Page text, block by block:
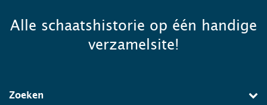
Alle schaatshistorie op één handige
verzamelsite!
Zoeken